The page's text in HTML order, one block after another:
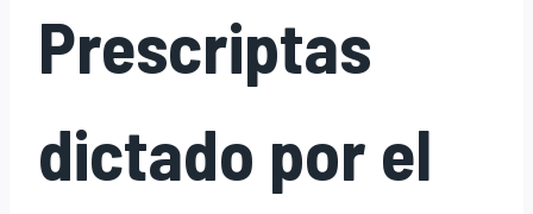
Prescriptas
dictado por el